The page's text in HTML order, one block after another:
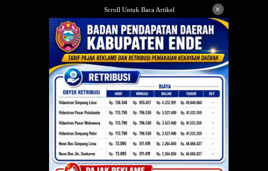
Scroll Untuk Baca Artikel ×